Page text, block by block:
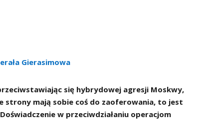
Gierasimowa
się hybrydowej agresji Moskwy,
strony mają sobie coś do zaoferowania, to jest
w przeciwdziałaniu operacjom